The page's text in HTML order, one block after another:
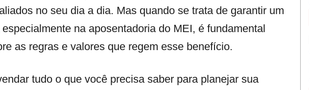
no seu dia a dia. Mas quando se trata de garantir um
na aposentadoria do MEI, é fundamental
as regras e valores que regem esse benefício.
tudo o que você precisa saber para planejar sua